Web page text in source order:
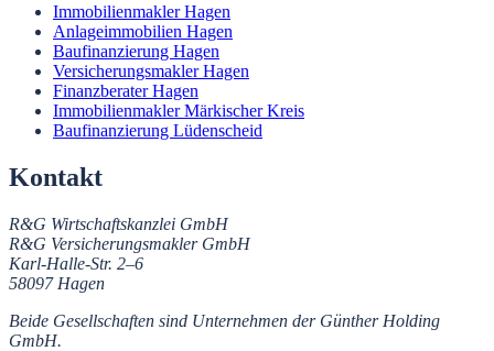
Immobilienmakler Hagen
Anlageimmobilien Hagen
Baufinanzierung Hagen
Versicherungsmakler Hagen
Finanzberater Hagen
Immobilienmakler Märkischer Kreis
Baufinanzierung Lüdenscheid
Kontakt
R&G Wirtschaftskanzlei GmbH
R&G Versicherungsmakler GmbH
Karl-Halle-Str. 2–6
58097 Hagen
Beide Gesellschaften sind Unternehmen der Günther Holding
GmbH.